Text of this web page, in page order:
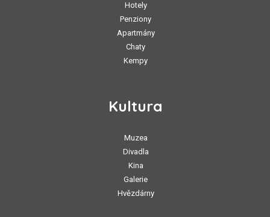
Hotely
Penziony
Apartmány
Chaty
Kempy
Kultura
Muzea
Divadla
Kina
Galerie
Hvězdárny